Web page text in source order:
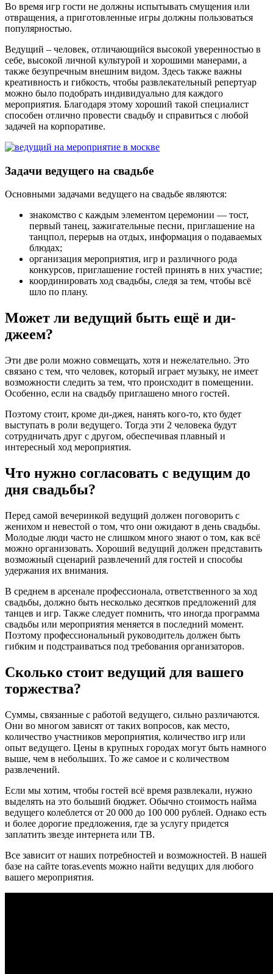
Во время игр гости не должны испытывать смущения или
отвращения, а приготовленные игры должны пользоваться
популярностью.
Ведущий – человек, отличающийся высокой уверенностью в
себе, высокой личной культурой и хорошими манерами, а
также безупречным внешним видом. Здесь также важны
креативность и гибкость, чтобы развлекательный репертуар
можно было подобрать индивидуально для каждого
мероприятия. Благодаря этому хороший такой специалист
способен отлично провести свадьбу и справиться с любой
задачей на корпоративе.
Задачи ведущего на свадьбе
Основными задачами ведущего на свадьбе являются:
знакомство с каждым элементом церемонии — тост,
первый танец, зажигательные песни, приглашение на
танцпол, перерыв на отдых, информация о подаваемых
блюдах;
организация мероприятия, игр и различного рода
конкурсов, приглашение гостей принять в них участие;
координировать ход свадьбы, следя за тем, чтобы всё
шло по плану.
Может ли ведущий быть ещё и ди-
джеем?
Эти две роли можно совмещать, хотя и нежелательно. Это
связано с тем, что человек, который играет музыку, не имеет
возможности следить за тем, что происходит в помещении.
Особенно, если на свадьбу приглашено много гостей.
Поэтому стоит, кроме ди-джея, нанять кого-то, кто будет
выступать в роли ведущего. Тогда эти 2 человека будут
сотрудничать друг с другом, обеспечивая плавный и
интересный ход мероприятия.
Что нужно согласовать с ведущим до
дня свадьбы?
Перед самой вечеринкой ведущий должен поговорить с
женихом и невестой о том, что они ожидают в день свадьбы.
Молодые люди часто не слишком много знают о том, как всё
можно организовать. Хороший ведущий должен представить
возможный сценарий развлечений для гостей и способы
удержания их внимания.
В среднем в арсенале профессионала, ответственного за ход
свадьбы, должно быть несколько десятков предложений для
танцев и игр. Также следует помнить, что иногда программа
свадьбы или мероприятия меняется в последний момент.
Поэтому профессиональный руководитель должен быть
гибким и подстраиваться под требования организаторов.
Сколько стоит ведущий для вашего
торжества?
Суммы, связанные с работой ведущего, сильно различаются.
Они во многом зависят от таких вопросов, как место,
количество участников мероприятия, количество игр или
опыт ведущего. Цены в крупных городах могут быть намного
выше, чем в небольших. То же самое и с количеством
развлечений.
Если мы хотим, чтобы гостей всё время развлекали, нужно
выделять на это больший бюджет. Обычно стоимость найма
ведущего колеблется от 20 000 до 100 000 рублей. Однако есть
и более дорогие предложения, где за услугу придется
заплатить звезде интернета или ТВ.
Все зависит от наших потребностей и возможностей. В нашей
базе на сайте toras.events можно найти ведущих для любого
вашего мероприятия.